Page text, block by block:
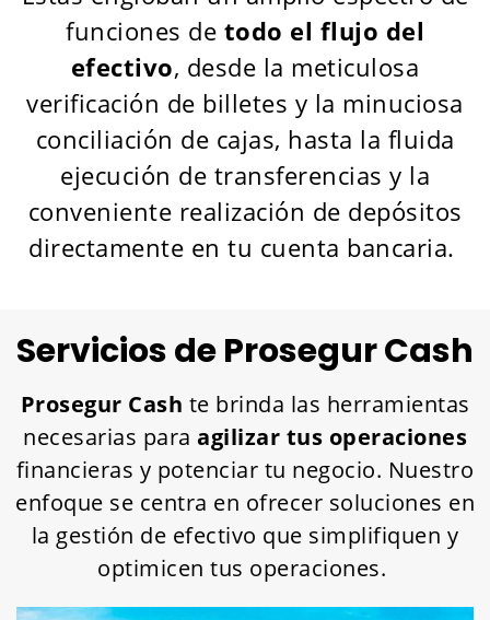
funciones de todo el flujo del
efectivo, desde la meticulosa
verificación de billetes y la minuciosa
conciliación de cajas, hasta la fluida
ejecución de transferencias y la
conveniente realización de depósitos
directamente en tu cuenta bancaria.
Servicios de Prosegur Cash
Prosegur Cash te brinda las herramientas
necesarias para agilizar tus operaciones
financieras y potenciar tu negocio. Nuestro
enfoque se centra en ofrecer soluciones en
la gestión de efectivo que simplifiquen y
optimicen tus operaciones.